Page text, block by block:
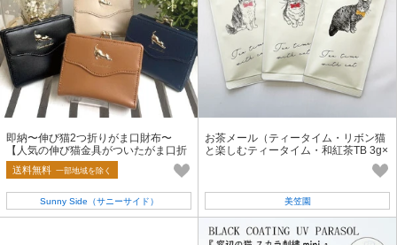
即納〜伸び猫2つ折りがま口財布〜
【人気の伸び猫金具がついたがま口折
財布】
送料無料 一部地域を除く
Sunny Side（サニーサイド）
お茶メール（ティータイム・リボン猫
と楽しむティータイム・和紅茶TB 3g×
美笠園